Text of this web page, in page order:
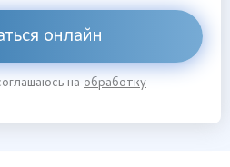
онлайн
на обработку